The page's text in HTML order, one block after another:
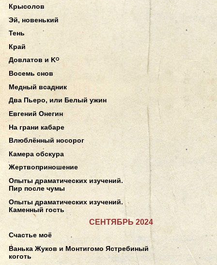
Крысолов
Эй, новенький
Тень
Край
Довлатов и Kᴼ
Восемь снов
Медный всадник
Два Пьеро, или Белый ужин
Евгений Онегин
На грани кабаре
Влюблённый носорог
Камера обскура
Жертвоприношение
Опыты драматических изучений.
Пир после чумы
Опыты драматических изучений.
Каменный гость
СЕНТЯБРЬ 2024
Счастье моё
Ванька Жуков и Монтигомо Ястребиный
коготь